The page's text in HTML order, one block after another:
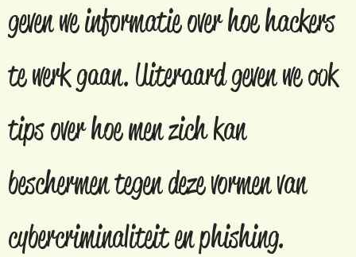
geven we informatie over hoe hackers
te werk gaan. Uiteraard geven we ook
tips over hoe men zich kan
beschermen tegen deze vormen van
cybercriminaliteit en phishing.